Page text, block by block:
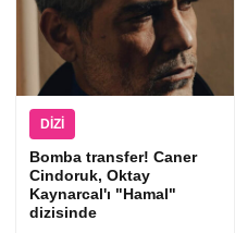
DIZI
Bomba transfer! Caner
Cindoruk, Oktay
Kaynarcal'ı "Hamal"
dizisinde